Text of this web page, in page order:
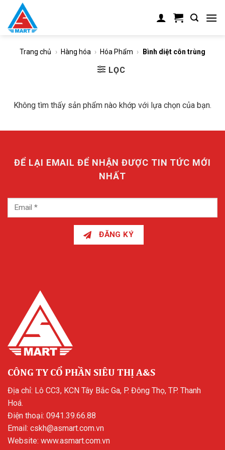
content
Trang chủ › Hàng hóa › Hóa Phẩm › Bình diệt côn trùng
LỌC
Không tìm thấy sản phẩm nào khớp với lựa chọn của bạn.
ĐỂ LẠI EMAIL ĐỂ NHẬN ĐƯỢC TIN TỨC MỚI
NHẤT
ĐĂNG KÝ
CÔNG TY CỔ PHẦN SIÊU THỊ A&S
Địa chỉ: Lô CC3, KCN Tây Bắc Ga, P. Đông Thọ, TP. Thanh
Hoá.
Điện thoại: 0941.39.66.88
Email: cskh@asmart.com.vn
Website: www.asmart.com.vn